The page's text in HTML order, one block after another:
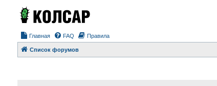
Главная FAQ Правила
Список форумов